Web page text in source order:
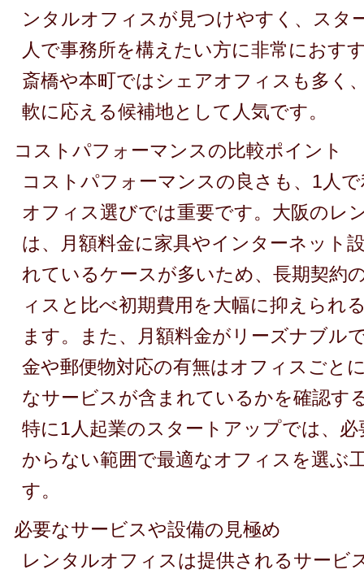
ンタルオフィスが見つけやすく、スタ
人で事務所を構えたい方に非常におす
斎橋や本町ではシェアオフィスも多く
軟に応える候補地として人気です。
コストパフォーマンスの比較ポイント
コストパフォーマンスの良さも、1人
オフィス選びでは重要です。大阪のレ
は、月額料金に家具やインターネット
れているケースが多いため、長期契約
ィスと比べ初期費用を大幅に抑えられ
ます。また、月額料金がリーズナブル
金や郵便物対応の有無はオフィスごと
なサービスが含まれているかを確認す
特に1人起業のスタートアップでは、
からない範囲で最適なオフィスを選ぶ
す。
必要なサービスや設備の見極め
レンタルオフィスは提供されるサービ